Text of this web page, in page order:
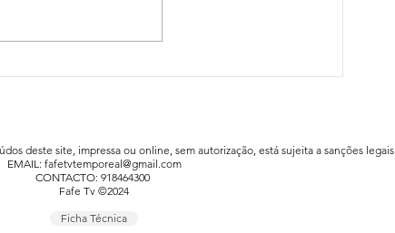
deste site, impressa ou online, sem autorização, está sujeita a sanções legais.
EMAIL: fafetvtemporeal@gmail.com
CONTACTO: 918464300
Fafe Tv ©2024
Ficha Técnica